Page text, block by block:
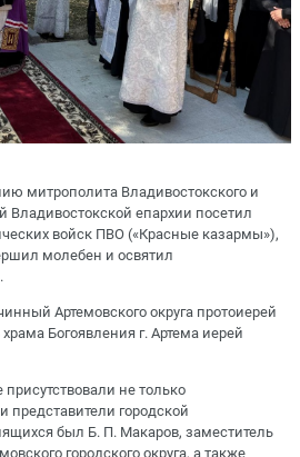
митрополита Владивостокского и
Владивостокской епархии посетил
войск ПВО («Красные казармы»),
молебен и освятил
Артемовского округа протоиерей
Богоявления г. Артема иерей
не только
представители городской
был Б. П. Макаров, заместитель
городского округа, а также